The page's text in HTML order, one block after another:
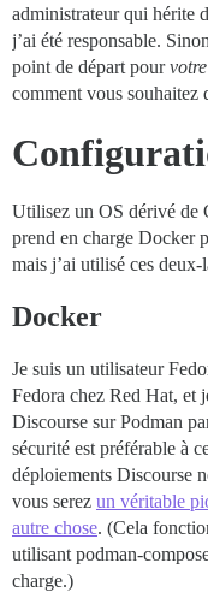
administrateur qui hérite
j’ai été responsable.
point de départ pour
comment vous souhaitez
Utilisez un OS dérivé de
prend en charge Docker
mais j’ai utilisé ces deux-
Docker
Je suis un utilisateur
Fedora chez Red Hat, et
Discourse sur Podman
sécurité est préférable à
déploiements Discourse
vous serez un véritable
autre chose. (Cela
utilisant podman-
charge.)